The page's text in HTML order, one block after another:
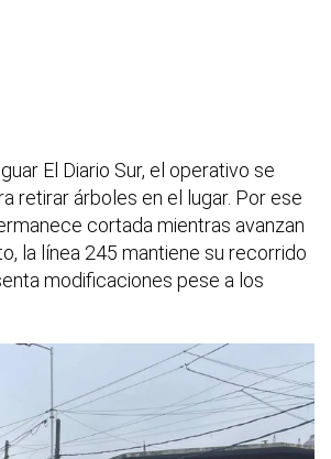
El Diario Sur, el operativo se
retirar árboles en el lugar. Por ese
cortada mientras avanzan
la línea 245 mantiene su recorrido
modificaciones pese a los